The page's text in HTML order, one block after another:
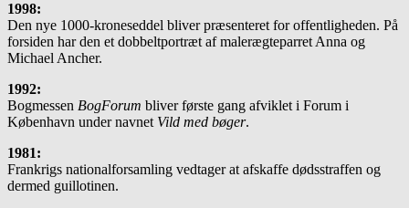
1998:
Den nye 1000-kroneseddel bliver præsenteret for offentligheden. På
forsiden har den et dobbeltportræt af malerægteparret Anna og
Michael Ancher.
1992:
Bogmessen BogForum bliver første gang afviklet i Forum i
København under navnet Vild med bøger.
1981:
Frankrigs nationalforsamling vedtager at afskaffe dødsstraffen og
dermed guillotinen.